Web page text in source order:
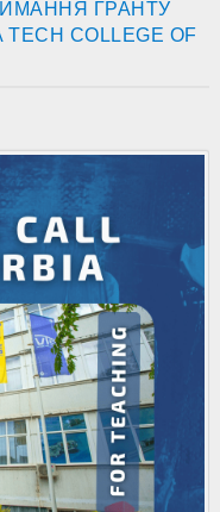
ГРАНТУ
COLLEGE OF